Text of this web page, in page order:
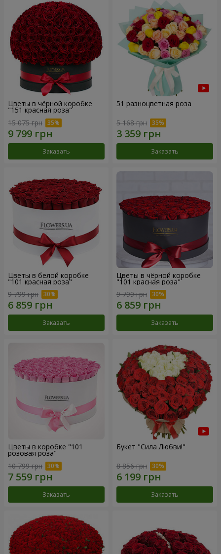
Цветы в чёрной коробке
"151 красная роза"
15 075 грн
Заказать
51 разноцветная роза
5 168 грн
Заказать
Цветы в белой коробке
"101 красная роза"
9 799 грн
Заказать
Цветы в чёрной коробке
"101 красная роза"
9 799 грн
Заказать
Цветы в коробке "101
розовая роза"
10 799 грн
Заказать
Букет "Сила Любви!"
8 856 грн
Заказать